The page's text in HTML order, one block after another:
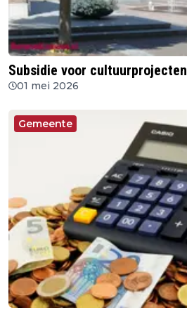
Subsidie voor cultuurprojecten
01 mei 2026
Gemeente